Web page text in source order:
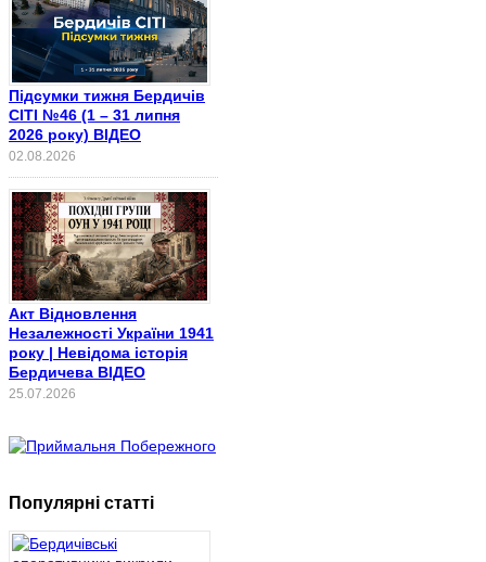
Підсумки тижня Бердичів
СІТІ №46 (1 – 31 липня
2026 року) ВІДЕО
02.08.2026
Акт Відновлення
Незалежності України 1941
року | Невідома історія
Бердичева ВІДЕО
25.07.2026
Популярні статті